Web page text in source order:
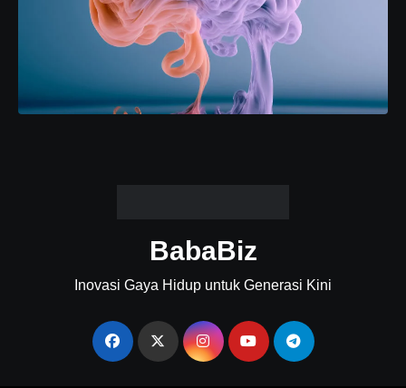
BabaBiz
Inovasi Gaya Hidup untuk Generasi Kini